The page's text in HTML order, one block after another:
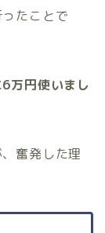
たことで
万円使いまし
奮発した理